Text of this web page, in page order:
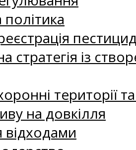
стратегія із
території та
на довкілля
відходами